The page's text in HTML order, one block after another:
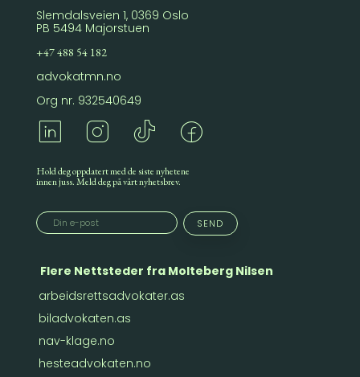
Slemdalsveien 1, 0369 Oslo
PB 5494 Majorstuen
+47 488 54 182
advokatmn.no
Org nr. 932540649
Hold deg oppdatert med de siste nyhetene
innen juss. Meld deg på vårt nyhetsbrev.
Flere Nettsteder fra Molteberg Nilsen
arbeidsrettsadvokater.as
biladvokaten.as
nav-klage.no
hesteadvokaten.no